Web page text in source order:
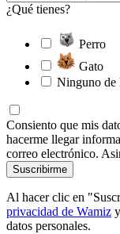
¿Qué tienes?
Perro
Gato
Ninguno de
Consiento que mis
hacerme llegar
correo electrónico.
Suscribirme
Al hacer clic en
privacidad de Wamiz
datos personales.